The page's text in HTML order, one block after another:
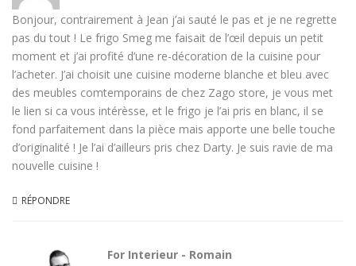
Bonjour, contrairement à Jean j’ai sauté le pas et je ne regrette
pas du tout ! Le frigo Smeg me faisait de l’œil depuis un petit
moment et j’ai profité d’une re-décoration de la cuisine pour
l’acheter. J’ai choisit une cuisine moderne blanche et bleu avec
des meubles comtemporains de chez Zago store, je vous met
le lien si ca vous intérèsse, et le frigo je l’ai pris en blanc, il se
fond parfaitement dans la pièce mais apporte une belle touche
d’originalité ! Je l’ai d’ailleurs pris chez Darty. Je suis ravie de ma
nouvelle cuisine !
RÉPONDRE
For Interieur - Romain